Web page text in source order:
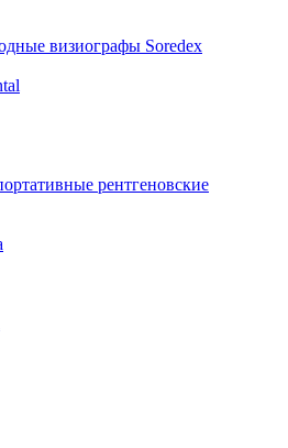
визиографы Soredex
рентгеновские